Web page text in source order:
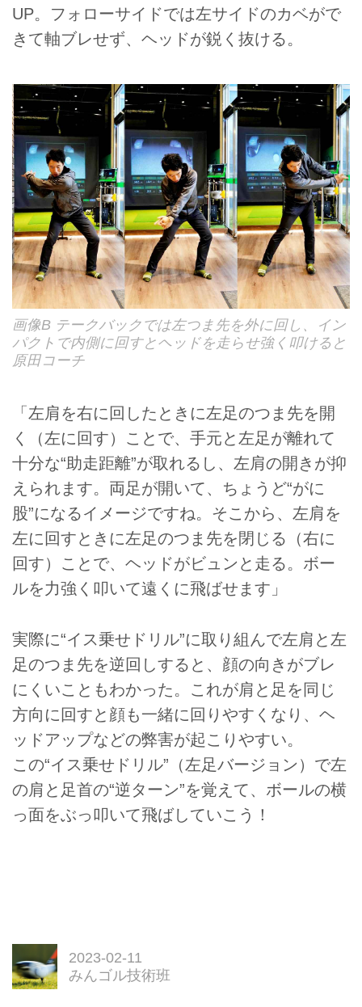
UP。フォローサイドでは左サイドのカベがで
きて軸ブレせず、ヘッドが鋭く抜ける。
画像B テークバックでは左つま先を外に回し、イン
パクトで内側に回すとヘッドを走らせ強く叩けると
原田コーチ
「左肩を右に回したときに左足のつま先を開
く（左に回す）ことで、手元と左足が離れて
十分な“助走距離”が取れるし、左肩の開きが抑
えられます。両足が開いて、ちょうど“がに
股”になるイメージですね。そこから、左肩を
左に回すときに左足のつま先を閉じる（右に
回す）ことで、ヘッドがビュンと走る。ボー
ルを力強く叩いて遠くに飛ばせます」
実際に“イス乗せドリル”に取り組んで左肩と左
足のつま先を逆回しすると、顔の向きがブレ
にくいこともわかった。これが肩と足を同じ
方向に回すと顔も一緒に回りやすくなり、ヘ
ッドアップなどの弊害が起こりやすい。
この“イス乗せドリル”（左足バージョン）で左
の肩と足首の“逆ターン”を覚えて、ボールの横
っ面をぶっ叩いて飛ばしていこう！
2023-02-11
みんゴル技術班